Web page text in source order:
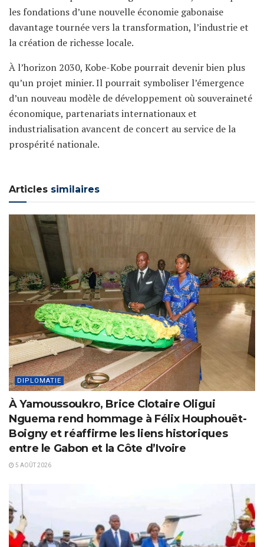
les fondations d’une nouvelle économie gabonaise
davantage tournée vers la transformation, l’industrie et
la création de richesse locale.
À l’horizon 2030, Kobe-Kobe pourrait devenir bien plus
qu’un projet minier. Il pourrait symboliser l’émergence
d’un nouveau modèle de développement où souveraineté
économique, partenariats internationaux et
industrialisation avancent de concert au service de la
prospérité nationale.
Articles similaires
DIPLOMATIE
À Yamoussoukro, Brice Clotaire Oligui
Nguema rend hommage à Félix Houphouët-
Boigny et réaffirme les liens historiques
entre le Gabon et la Côte d’Ivoire
5 AOÛT 2026